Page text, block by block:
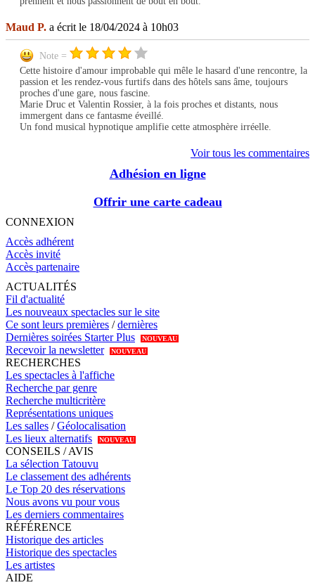
Maud P. a écrit le 18/04/2024 à 10h03
Note =
Cette histoire d'amour improbable qui mêle le hasard d'une rencontre, la
passion et les rendez-vous furtifs dans des hôtels sans âme, toujours
proches d'une gare, nous fascine.
Marie Druc et Valentin Rossier, à la fois proches et distants, nous
immergent dans ce fantasme éveillé.
Un fond musical hypnotique amplifie cette atmosphère irréelle.
Voir tous les commentaires
Adhésion en ligne
Offrir une carte cadeau
CONNEXION
Accès adhérent
Accès invité
Accès partenaire
ACTUALITÉS
Fil d'actualité
Les nouveaux spectacles sur le site
Ce sont leurs premières /dernières
Dernières soirées Starter Plus
NOUVEAU
Recevoir la newsletter NOUVEAU
RECHERCHES
Les spectacles à l'affiche
Recherche par genre
Recherche multicritère
Représentations uniques
Les salles /Géolocalisation
Les lieux alternatifs
NOUVEAU
CONSEILS / AVIS
La sélection Tatouvu
Le classement des adhérents
Le Top 20 des réservations
Nous avons vu pour vous
Les derniers commentaires
RÉFÉRENCE
Historique des articles
Historique des spectacles
Les artistes
AIDE